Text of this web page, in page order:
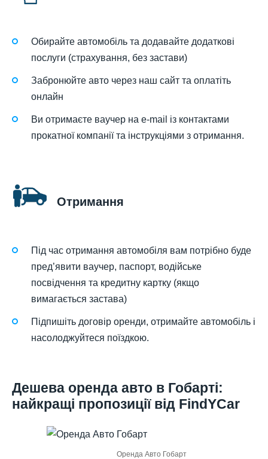
Обирайте автомобіль та додавайте додаткові
послуги (страхування, без застави)
Забронюйте авто через наш сайт та оплатіть
онлайн
Ви отримаєте ваучер на e-mail із контактами
прокатної компанії та інструкціями з отримання.
Отримання
Під час отримання автомобіля вам потрібно буде
пред’явити ваучер, паспорт, водійське
посвідчення та кредитну картку (якщо
вимагається застава)
Підпишіть договір оренди, отримайте автомобіль і
насолоджуйтеся поїздкою.
Дешева оренда авто в Гобарті:
найкращі пропозиції від FindYCar
Оренда Авто Гобарт